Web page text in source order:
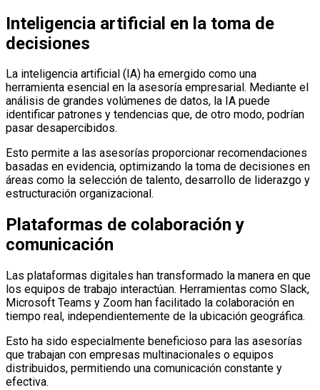
Inteligencia artificial en la toma de
decisiones
La inteligencia artificial (IA) ha emergido como una
herramienta esencial en la asesoría empresarial. Mediante el
análisis de grandes volúmenes de datos, la IA puede
identificar patrones y tendencias que, de otro modo, podrían
pasar desapercibidos.
Esto permite a las asesorías proporcionar recomendaciones
basadas en evidencia, optimizando la toma de decisiones en
áreas como la selección de talento, desarrollo de liderazgo y
estructuración organizacional.
Plataformas de colaboración y
comunicación
Las plataformas digitales han transformado la manera en que
los equipos de trabajo interactúan. Herramientas como Slack,
Microsoft Teams y Zoom han facilitado la colaboración en
tiempo real, independientemente de la ubicación geográfica.
Esto ha sido especialmente beneficioso para las asesorías
que trabajan con empresas multinacionales o equipos
distribuidos, permitiendo una comunicación constante y
efectiva.